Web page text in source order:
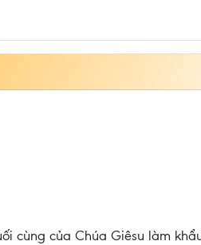
cùng của Chúa Giêsu làm